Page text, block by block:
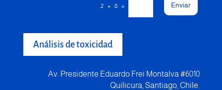
2 + 8 = Enviar
Análisis de toxicidad
Av. Presidente Eduardo Frei Montalva #6010
Quilicura, Santiago, Chile.